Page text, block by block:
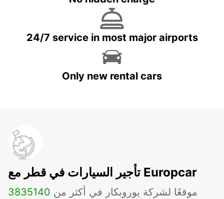
24/7 service in most major airports
Only new rental cars
تأجير السيارات في قطر مع Europcar
3835 موقعًا لشركة يوروبكار في أكثر من 140